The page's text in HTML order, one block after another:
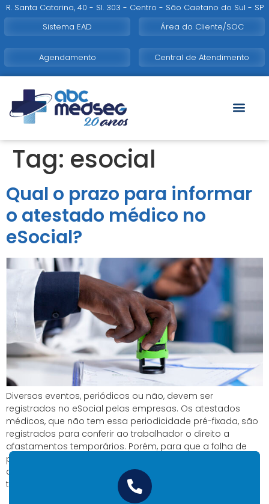
R. Santa Catarina, 40 - Sl. 303 - Centro - São Caetano do Sul - SP
Sistema EAD
Área do Cliente/SOC
Agendamento Central de Atendimento
Tag: esocial
Qual o prazo para informar
o atestado médico no
eSocial?
Diversos eventos, periódicos ou não, devem ser
registrados no eSocial pelas empresas. Os atestados
médicos, que não tem essa periodicidade pré-fixada, são
registrados para conferir ao trabalhador o direito a
afastamentos temporários. Porém, para que a folha de
pagamento, evento periódico, seja contabilizada
corretamente considerando o registro dos afastamentos
temporários, os atestados médicos devem observar […]